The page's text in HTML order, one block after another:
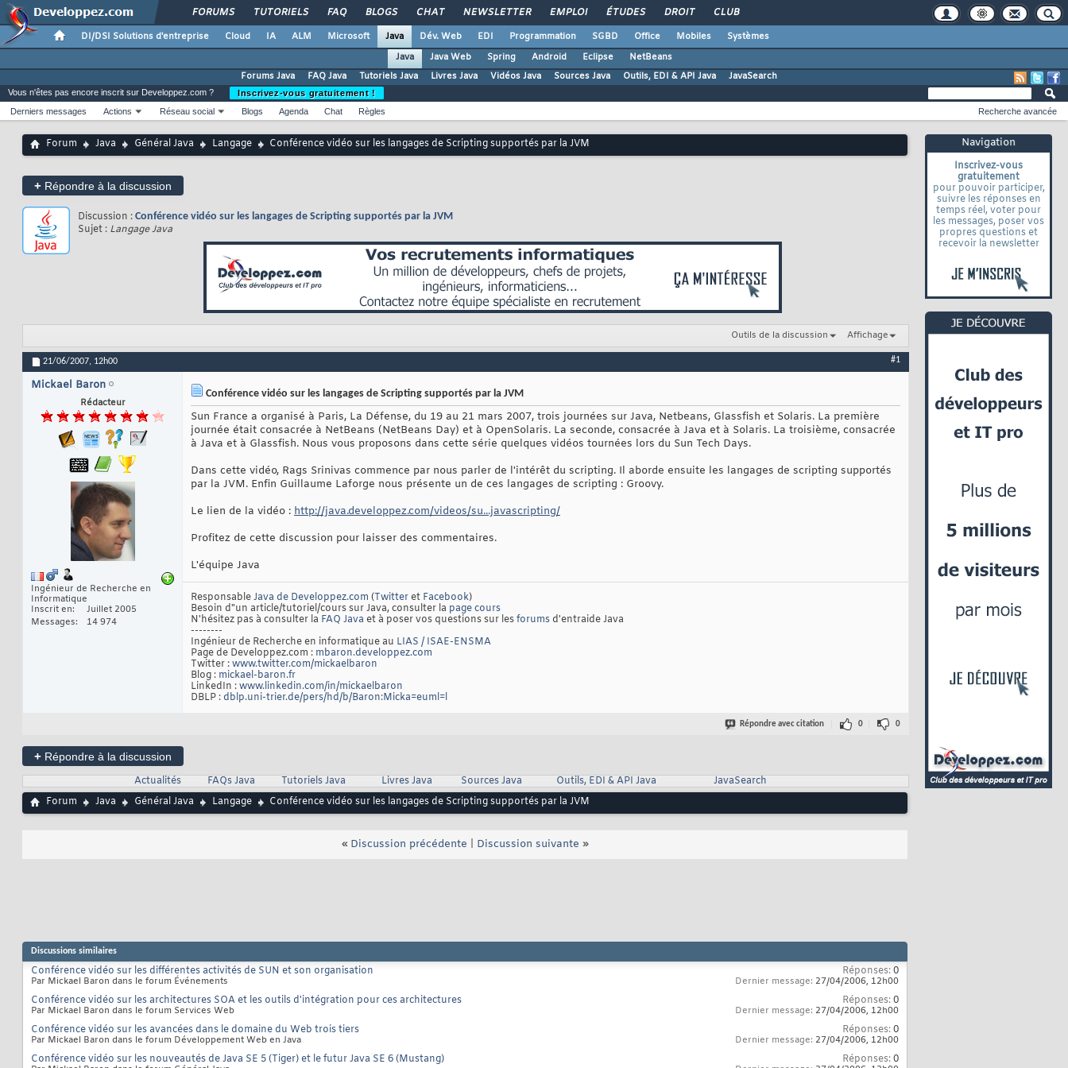
FORUMS TUTORIELS FAQ BLOGS CHAT NEWSLETTER EMPLOI ÉTUDES DROIT CLUB
DI/DSI Solutions d'entreprise Cloud IA ALM Microsoft Java Dév. Web EDI Programmation SGBD Office Mobiles
Systèmes
Java
Java Web Spring Android Eclipse
NetBeans
Forums Java
FAQ Java Tutoriels Java Livres Java Vidéos Java Sources Java Outils, EDI & API Java JavaSearch
Navigation
Inscrivez-vous
gratuitement
pour pouvoir participer,
suivre les réponses en
temps réel, voter pour
les messages, poser vos
propres questions et
recevoir la newsletter
Vous n'êtes pas encore inscrit sur Developpez.com ?
Inscrivez-vous gratuitement !
Derniers messages
Actions Réseau social Blogs Agenda Chat Règles Recherche avancée
Forum Java Général Java Langage Conférence vidéo sur les langages de Scripting supportés par la JVM
+ Répondre à la discussion
Discussion : Conférence vidéo sur les langages de Scripting supportés par la JVM
Sujet : Langage Java
Outils de la discussion Affichage
21/06/2007, 12h00 #1
Mickael Baron
Rédacteur
Ingénieur de Recherche en
Informatique
Inscrit en
Juillet 2005
Messages
14 974
Conférence vidéo sur les langages de Scripting supportés par la JVM
Sun France a organisé à Paris, La Défense, du 19 au 21 mars 2007, trois journées sur Java, Netbeans, Glassfish et Solaris. La première
journée était consacrée à NetBeans (NetBeans Day) et à OpenSolaris. La seconde, consacrée à Java et à Solaris. La troisième, consacrée
à Java et à Glassfish. Nous vous proposons dans cette série quelques vidéos tournées lors du Sun Tech Days.
Dans cette vidéo, Rags Srinivas commence par nous parler de l'intérêt du scripting. Il aborde ensuite les langages de scripting supportés
par la JVM. Enfin Guillaume Laforge nous présente un de ces langages de scripting : Groovy.
Le lien de la vidéo : http://java.developpez.com/videos/su...javascripting/
Profitez de cette discussion pour laisser des commentaires.
L'équipe Java
ResponsableJava de Developpez.com (Twitteret Facebook)
Besoin d"un article/tutoriel/cours sur Java, consulter la page cours
N'hésitez pas à consulter la FAQ Java et à poser vos questions sur lesforums d'entraide Java
--------
Ingénieur de Recherche en informatique au LIAS / ISAE-ENSMA
Page de Developpez.com : mbaron.developpez.com
Twitter :www.twitter.com/mickaelbaron
Blog : mickael-baron.fr
LinkedIn :www.linkedin.com/in/mickaelbaron
DBLP : dblp.uni-trier.de/pers/hd/b/Baron:Micka=euml=l
Répondre avec citation 0 0
+ Répondre à la discussion
Actualités
FAQs Java Tutoriels Java Livres Java Sources Java Outils, EDI & API Java
JavaSearch
Forum
Java Général Java Langage Conférence vidéo sur les langages de Scripting supportés par la JVM
« Discussion précédente Discussion suivante »
Discussions similaires
Conférence vidéo sur les différentes activités de SUN et son organisation
Par Mickael Baron dans le forum Événements
Réponses:0
Dernier message: 27/04/2006, 12h00
Conférence vidéo sur les architectures SOA et les outils d'intégration pour ces architectures
Par Mickael Baron dans le forum Services Web
Réponses:0
Dernier message: 27/04/2006, 12h00
Conférence vidéo sur les avancées dans le domaine du Web trois tiers
Par Mickael Baron dans le forum Développement Web en Java
Réponses:0
Dernier message: 27/04/2006, 12h00
Conférence vidéo sur les nouveautés de Java SE 5 (Tiger) et le futur Java SE 6 (Mustang) Réponses:0